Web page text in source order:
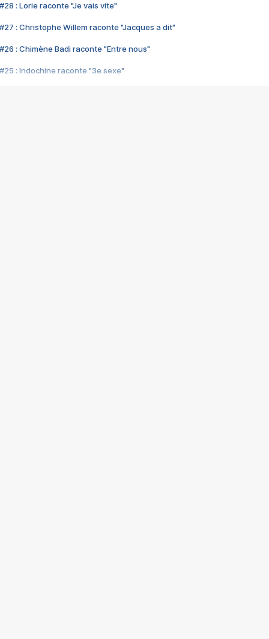
#28 : Lorie raconte "Je vais vite"
#27 : Christophe Willem raconte "Jacques a dit"
#26 : Chimène Badi raconte "Entre nous"
#25 : Indochine raconte "3e sexe"